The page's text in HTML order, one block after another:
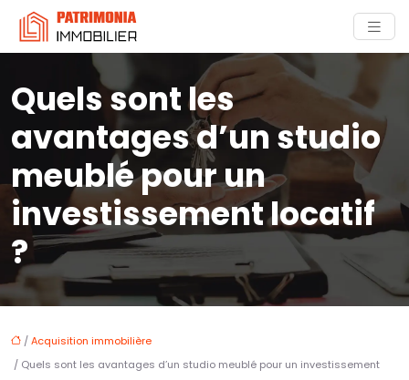
Quels sont les
avantages d’un studio
meublé pour un
investissement locatif
?
/Acquisition immobilière
/ Quels sont les avantages d’un studio meublé pour un investissement